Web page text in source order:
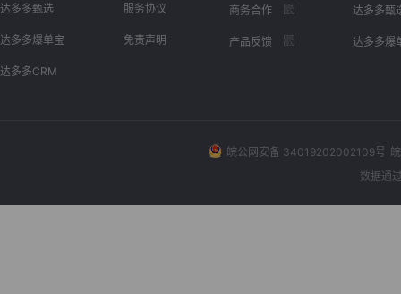
达多多甄选
达多多爆单宝
达多多CRM
服务协议
免责声明
商务合作
产品反馈
达多多甄
达多多爆
皖公网安备 34019202002109号
数据通